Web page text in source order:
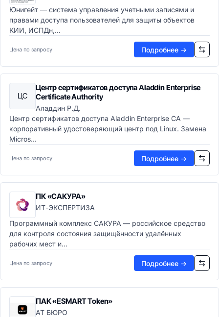
Юнигейт — система управления учетными записями и
правами доступа пользователей для защиты объектов
КИИ, ИСПДн,...
Цена по запросу Подробнее →
ЦС
Центр сертификатов доступа Aladdin Enterprise
Certificate Authority
Аладдин Р.Д.
Центр сертификатов доступа Aladdin Enterprise CA —
корпоративный удостоверяющий центр под Linux. Замена
Micros...
Цена по запросу Подробнее →
ПК «САКУРА»
ИТ-ЭКСПЕРТИЗА
Программный комплекс САКУРА — российское средство
для контроля состояния защищённости удалённых
рабочих мест и...
Цена по запросу Подробнее →
ПАК «ESMART Token»
АТ БЮРО